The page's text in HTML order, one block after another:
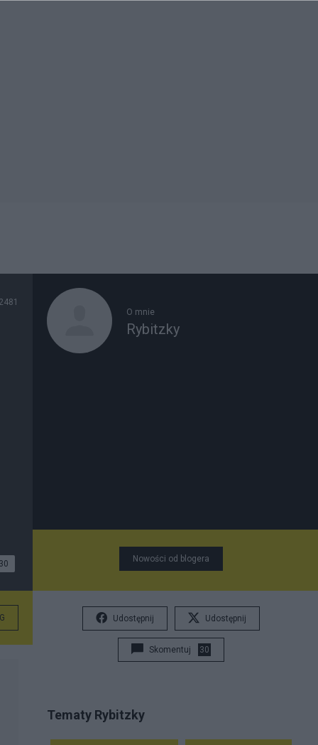
2481
30
O mnie
Rybitzky
Nowości od blogera
Udostępnij Udostępnij
Skomentuj 30
Tematy Rybitzky